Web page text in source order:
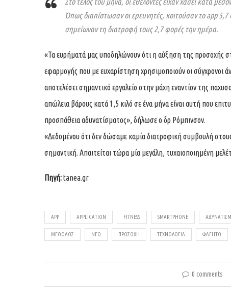
Όπως διαπίστωσαν οι ερευνητές, κοιτούσαν το app
σημείωναν τη διατροφή τους 2,7 φορές την ημέρα.
«Τα ευρήματά μας υποδηλώνουν ότι η αύξηση της προσοχής
εφαρμογής που με ευχαρίστηση χρησιμοποιούν οι σύγχρονοι
αποτελέσει σημαντικό εργαλείο στην μάχη εναντίον της
απώλεια βάρους κατά 1,5 κιλό σε ένα μήνα είναι αυτή που
προσπάθεια αδυνατίσματος», δήλωσε ο δρ Ρόμπινσον.
«Δεδομένου ότι δεν δώσαμε καμία διατροφική συμβουλή
σημαντική. Απαιτείται τώρα μία μεγάλη, τυχαιοποιημένη
Πηγή:tanea.gr
APP APPLICATION FITNESS SMARTPHONE
ΜΈΘΟΔΟΣ ΝΈΟ ΠΡΟΣΟΧΉ ΤΕΧΝΟΛΟΓΊΑ ΦΑΓΗΤΌ
0 comments